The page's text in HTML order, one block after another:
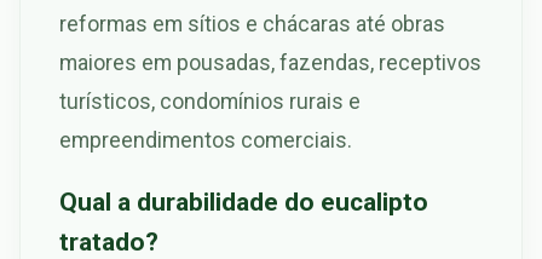
reformas em sítios e chácaras até obras
maiores em pousadas, fazendas, receptivos
turísticos, condomínios rurais e
empreendimentos comerciais.
Qual a durabilidade do eucalipto
tratado?